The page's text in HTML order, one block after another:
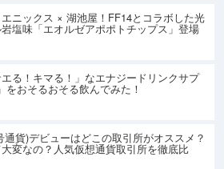
ニックス × 湖池屋！FF14とコラボした光
塩味「エオルゼアポポトチップス」登場
エる！キマる！」なエナジードリンクサプ
をおそるおそる飲んでみた！
通貨)デビューはどこの取引所がオススメ？
変なの？人気仮想通貨取引所を徹底比